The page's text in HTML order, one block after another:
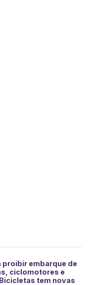
proibir embarque de
ciclomotores e
tem novas